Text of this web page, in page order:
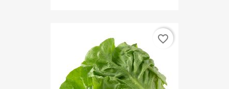
favorite_border